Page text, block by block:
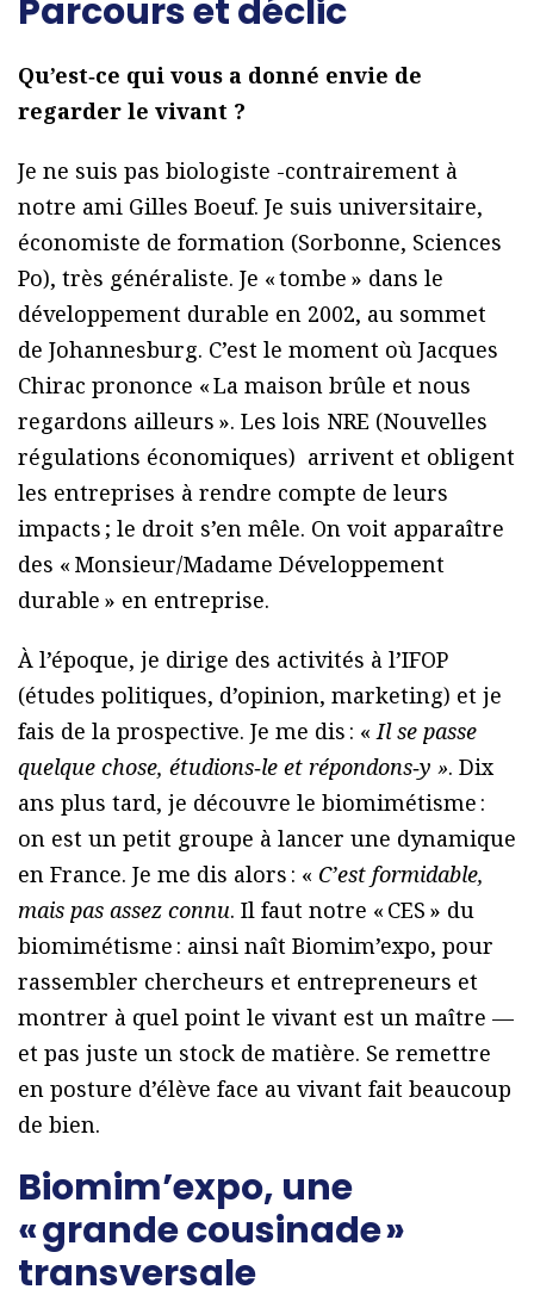
Parcours et déclic
Qu’est‑ce qui vous a donné envie de
regarder le vivant ?
Je ne suis pas biologiste -contrairement à
notre ami Gilles Boeuf. Je suis universitaire,
économiste de formation (Sorbonne, Sciences
Po), très généraliste. Je « tombe » dans le
développement durable en 2002, au sommet
de Johannesburg. C’est le moment où Jacques
Chirac prononce « La maison brûle et nous
regardons ailleurs ». Les lois NRE (Nouvelles
régulations économiques) arrivent et obligent
les entreprises à rendre compte de leurs
impacts ; le droit s’en mêle. On voit apparaître
des « Monsieur/Madame Développement
durable » en entreprise.
À l’époque, je dirige des activités à l’IFOP
(études politiques, d’opinion, marketing) et je
fais de la prospective. Je me dis : «Il se passe
quelque chose, étudions‑le et répondons‑y ». Dix
ans plus tard, je découvre le biomimétisme :
on est un petit groupe à lancer une dynamique
en France. Je me dis alors : « C’est formidable,
mais pas assez connu. Il faut notre « CES » du
biomimétisme : ainsi naît Biomim’expo, pour
rassembler chercheurs et entrepreneurs et
montrer à quel point le vivant est un maître —
et pas juste un stock de matière. Se remettre
en posture d’élève face au vivant fait beaucoup
de bien.
Biomim’expo, une
« grande cousinade »
transversale